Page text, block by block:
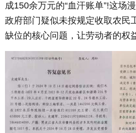
成150余万元的“血汗账单”!这场
政府部门疑似未按规定收取农民
缺位的核心问题，让劳动者的权